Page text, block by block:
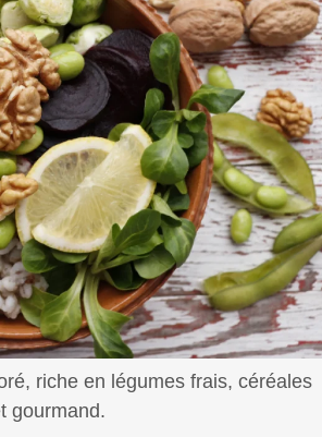
riche en légumes frais, céréales
gourmand.